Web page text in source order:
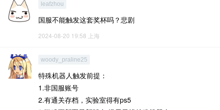
leafzhou
国服不能触发这套奖杯吗？悲剧
2024-08-20 19:58 上海
woody_praline25
特殊机器人触发前提：
1.非国服账号
2.有通关存档，实验室得有ps5